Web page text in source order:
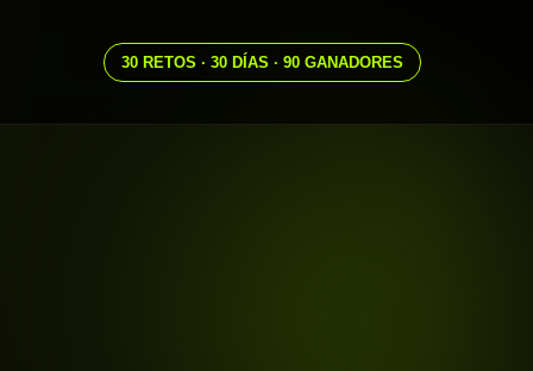
30 RETOS · 30 DÍAS · 90 GANADORES